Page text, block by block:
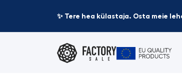
✨ Tere hea külastaja. Osta meie